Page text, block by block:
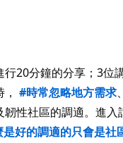
行20分鐘的分享；3位
#時常忽略地方需求
韌性社區的調適。進入
好的調適的只會是社